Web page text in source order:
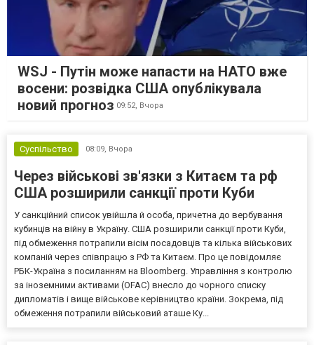
WSJ - Путін може напасти на НАТО вже
восени: розвідка США опублікувала
новий прогноз 09:52, Вчора
Суспільство 08:09, Вчора
Через військові зв'язки з Китаєм та рф
США розширили санкції проти Куби
У санкційний список увійшла й особа, причетна до вербування
кубинців на війну в Україну. США розширили санкції проти Куби,
під обмеження потрапили вісім посадовців та кілька військових
компаній через співпрацю з РФ та Китаєм. Про це повідомляє
РБК-Україна з посиланням на Bloomberg. Управління з контролю
за іноземними активами (OFAC) внесло до чорного списку
дипломатів і вище військове керівництво країни. Зокрема, під
обмеження потрапили військовий аташе Ку...